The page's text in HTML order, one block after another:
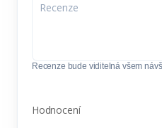
Recenze bude viditelná všem
Hodnocení